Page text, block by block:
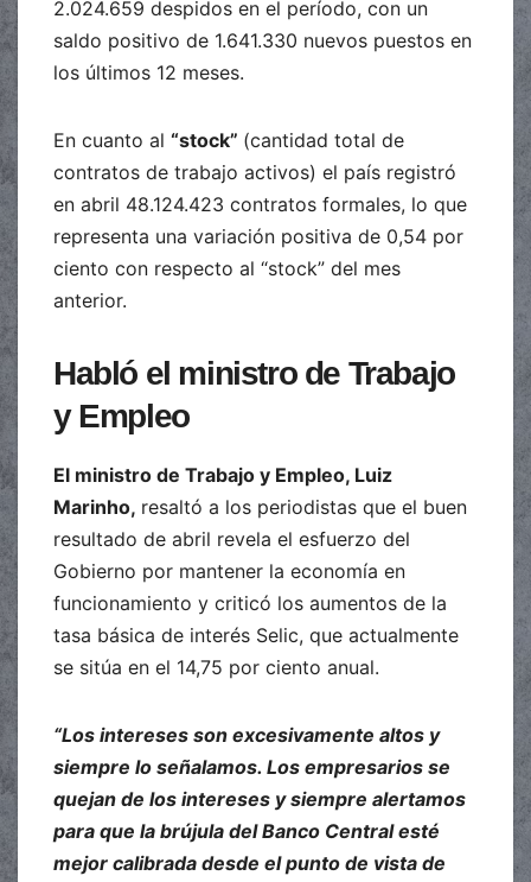
2.024.659 despidos en el período, con un
saldo positivo de 1.641.330 nuevos puestos en
los últimos 12 meses.
En cuanto al “stock” (cantidad total de
contratos de trabajo activos) el país registró
en abril 48.124.423 contratos formales, lo que
representa una variación positiva de 0,54 por
ciento con respecto al “stock” del mes
anterior.
Habló el ministro de Trabajo
y Empleo
El ministro de Trabajo y Empleo, Luiz
Marinho, resaltó a los periodistas que el buen
resultado de abril revela el esfuerzo del
Gobierno por mantener la economía en
funcionamiento y criticó los aumentos de la
tasa básica de interés Selic, que actualmente
se sitúa en el 14,75 por ciento anual.
“Los intereses son excesivamente altos y
siempre lo señalamos. Los empresarios se
quejan de los intereses y siempre alertamos
para que la brújula del Banco Central esté
mejor calibrada desde el punto de vista de